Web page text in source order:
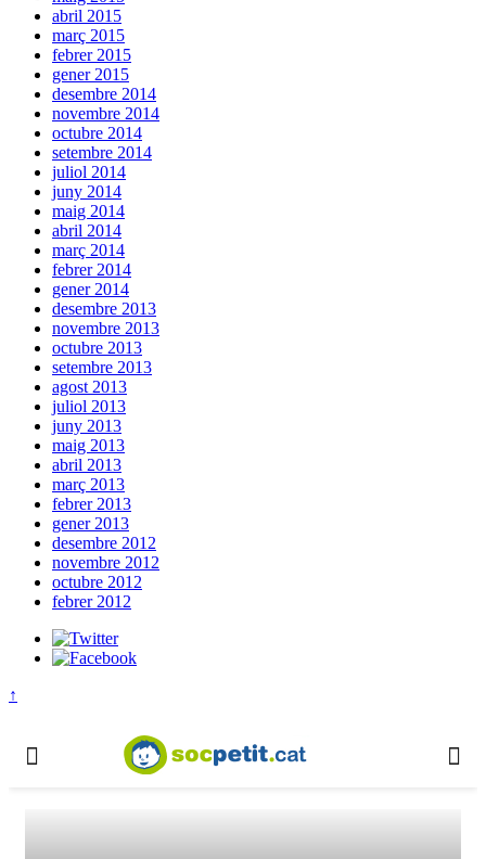
abril 2015
març 2015
febrer 2015
gener 2015
desembre 2014
novembre 2014
octubre 2014
setembre 2014
juliol 2014
juny 2014
maig 2014
abril 2014
març 2014
febrer 2014
gener 2014
desembre 2013
novembre 2013
octubre 2013
setembre 2013
agost 2013
juliol 2013
juny 2013
maig 2013
abril 2013
març 2013
febrer 2013
gener 2013
desembre 2012
novembre 2012
octubre 2012
febrer 2012
↑